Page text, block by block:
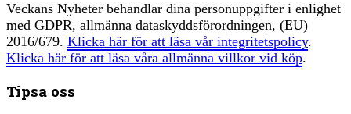
Veckans Nyheter behandlar dina personuppgifter i enlighet
med GDPR, allmänna dataskyddsförordningen, (EU)
2016/679. Klicka här för att läsa vår integritetspolicy.
Klicka här för att läsa våra allmänna villkor vid köp.
Tipsa oss